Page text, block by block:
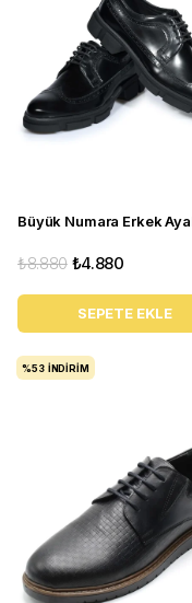
₺4.880
₺8.880
SEPETE EKLE
%53 İNDIRIM